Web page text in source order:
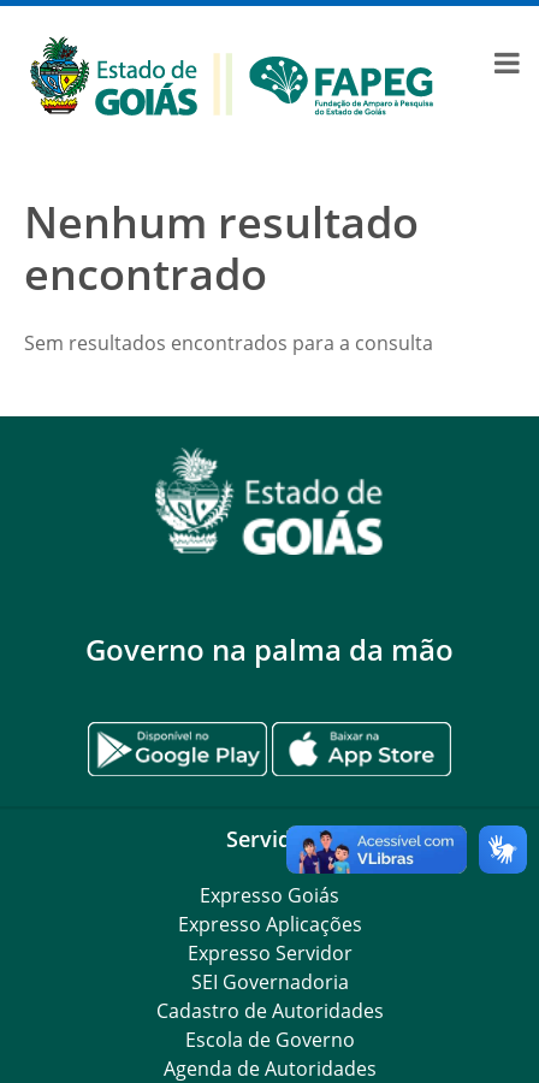
Nenhum resultado
encontrado
Sem resultados encontrados para a consulta
Governo na palma da mão
Servidor
Expresso Goiás
Expresso Aplicações
Expresso Servidor
SEI Governadoria
Cadastro de Autoridades
Escola de Governo
Agenda de Autoridades